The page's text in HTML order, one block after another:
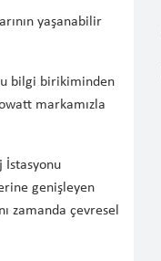
yaşanabilir
bilgi birikiminden
markamızla
İstasyonu
genişleyen
zamanda çevresel